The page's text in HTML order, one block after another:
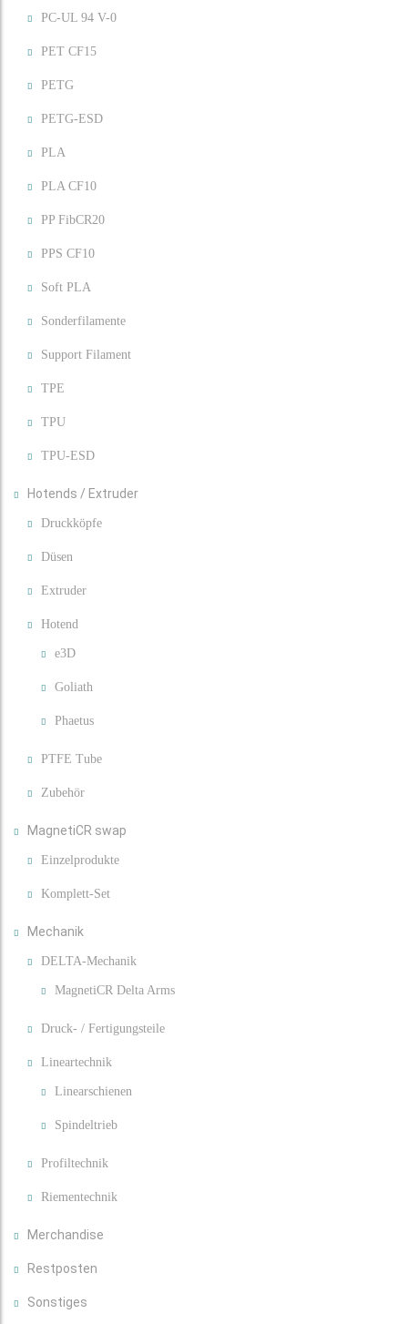
PC-UL 94 V-0
PET CF15
PETG
PETG-ESD
PLA
PLA CF10
PP FibCR20
PPS CF10
Soft PLA
Sonderfilamente
Support Filament
TPE
TPU
TPU-ESD
Hotends / Extruder
Druckköpfe
Düsen
Extruder
Hotend
e3D
Goliath
Phaetus
PTFE Tube
Zubehör
MagnetiCR swap
Einzelprodukte
Komplett-Set
Mechanik
DELTA-Mechanik
MagnetiCR Delta Arms
Druck- / Fertigungsteile
Lineartechnik
Linearschienen
Spindeltrieb
Profiltechnik
Riementechnik
Merchandise
Restposten
Sonstiges